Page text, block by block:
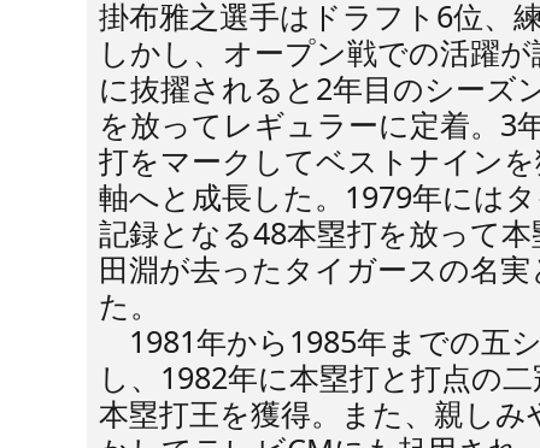
掛布雅之選手はドラフト6位、
しかし、オープン戦での活躍
に抜擢されると2年目のシーズ
を放ってレギュラーに定着。3
打をマークしてベストナイン
軸へと成長した。1979年には
記録となる48本塁打を放って
田淵が去ったタイガースの名
た。
1981年から1985年までの五
し、1982年に本塁打と打点の
本塁打王を獲得。また、親し